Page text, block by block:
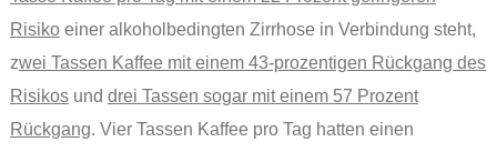
Risikoeiner alkoholbedingten Zirrhose in Verbindung steht,
zwei Tassen Kaffee mit einem 43-prozentigen Rückgang des
Risikosund drei Tassen sogar mit einem 57 Prozent
Rückgang. Vier Tassen Kaffee pro Tag hatten einen